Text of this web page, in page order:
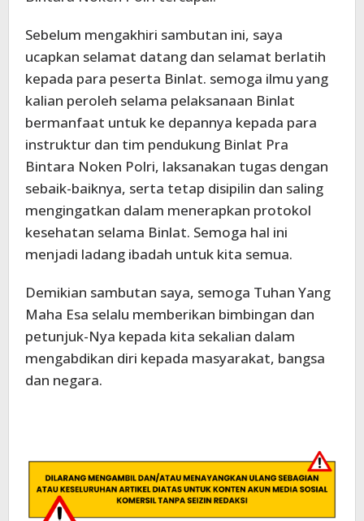
Sebelum mengakhiri sambutan ini, saya
ucapkan selamat datang dan selamat berlatih
kepada para peserta Binlat. semoga ilmu yang
kalian peroleh selama pelaksanaan Binlat
bermanfaat untuk ke depannya kepada para
instruktur dan tim pendukung Binlat Pra
Bintara Noken Polri, laksanakan tugas dengan
sebaik-baiknya, serta tetap disipilin dan saling
mengingatkan dalam menerapkan protokol
kesehatan selama Binlat. Semoga hal ini
menjadi ladang ibadah untuk kita semua.
Demikian sambutan saya, semoga Tuhan Yang
Maha Esa selalu memberikan bimbingan dan
petunjuk-Nya kepada kita sekalian dalam
mengabdikan diri kepada masyarakat, bangsa
dan negara.